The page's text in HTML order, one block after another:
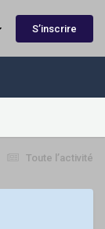
S’inscrire
Toute l’activité